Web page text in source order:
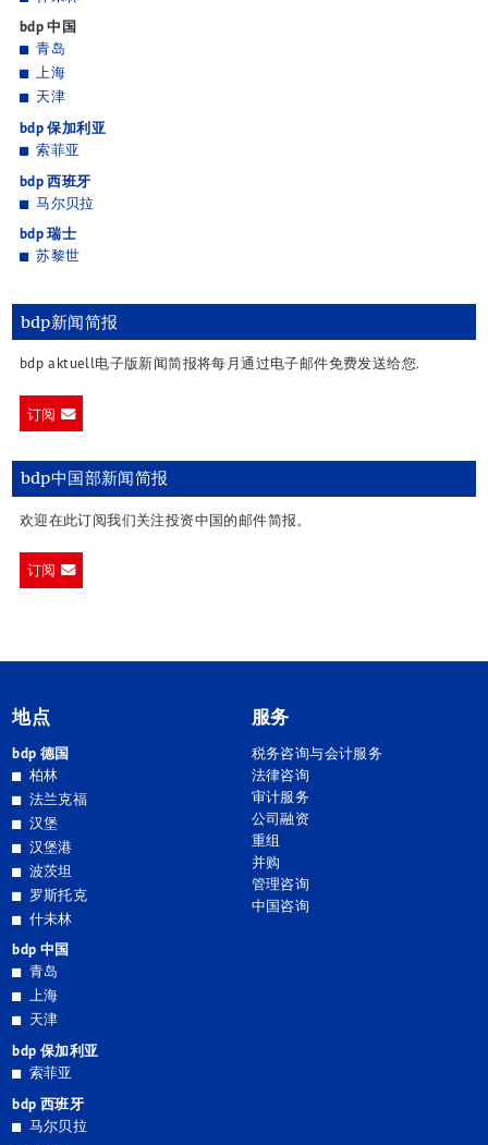
bdp 中国
青岛
上海
天津
bdp 保加利亚
索菲亚
bdp 西班牙
马尔贝拉
bdp 瑞士
苏黎世
bdp新闻简报
bdp aktuell电子版新闻简报将每月通过电子邮件免费发送给您.
订阅
bdp中国部新闻简报
欢迎在此订阅我们关注投资中国的邮件简报。
订阅
地点
bdp 德国
柏林
法兰克福
汉堡
汉堡港
波茨坦
罗斯托克
什未林
bdp 中国
青岛
上海
天津
bdp 保加利亚
索菲亚
bdp 西班牙
马尔贝拉
服务
税务咨询与会计服务
法律咨询
审计服务
公司融资
重组
并购
管理咨询
中国咨询